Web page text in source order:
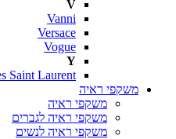
V
Vanni
Versace
Vogue
Y
Saint Laurent
משקפי ראיה
משקפי ראיה
משקפי ראיה לגברים
משקפי ראיה לנשים